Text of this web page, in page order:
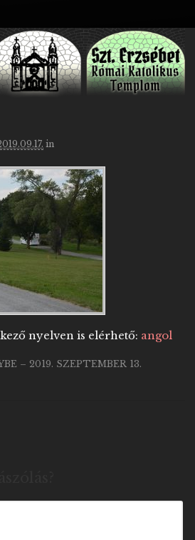
in
nyelven is elérhető: angol
– 2019. SZEPTEMBER 13.